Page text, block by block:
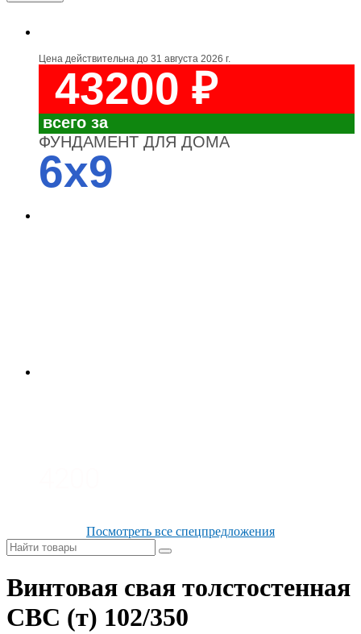
Цена действительна до 31 августа 2026 г.
43200 ₽
всего за
ФУНДАМЕНТ ДЛЯ ДОМА
6x9
Посмотреть все спецпредложения
Винтовая свая толстостенная
СВС (т) 102/350